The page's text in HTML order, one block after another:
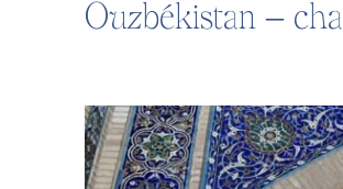
Ouzbékistan –